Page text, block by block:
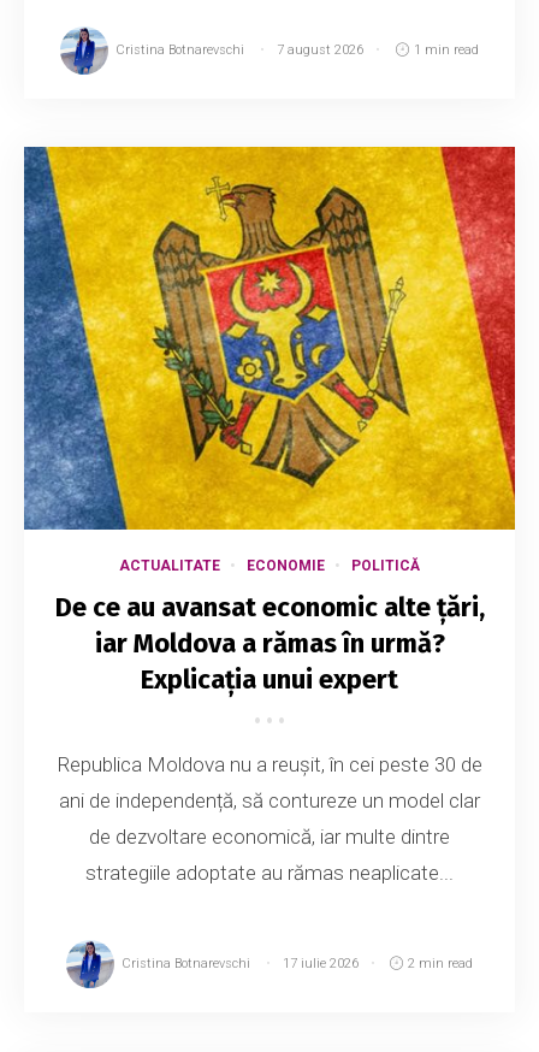
Cristina Botnarevschi 7 august 2026 1 min read
ACTUALITATE ECONOMIE POLITICĂ
De ce au avansat economic alte țări,
iar Moldova a rămas în urmă?
Explicația unui expert
Republica Moldova nu a reușit, în cei peste 30 de
ani de independență, să contureze un model clar
de dezvoltare economică, iar multe dintre
strategiile adoptate au rămas neaplicate...
Cristina Botnarevschi 17 iulie 2026 2 min read